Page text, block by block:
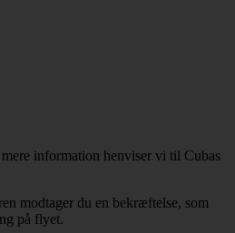
information henviser vi til Cubas
modtager du en bekræftelse, som
på flyet.